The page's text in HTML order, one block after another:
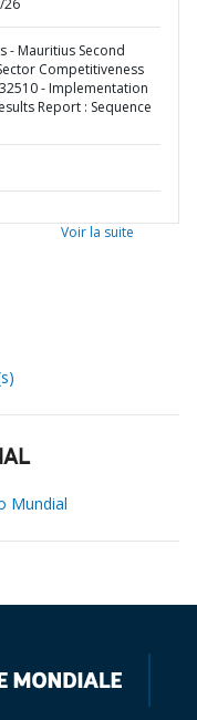
26
- Mauritius Second
Competitiveness
- Implementation
Report : Sequence
Voir la suite
Mundial